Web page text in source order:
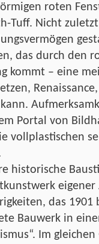
roten
Tuff. Nicht
das durch den
kommt – eine
Portal von
vollplastischen
historische
das
Bauwerk in
Im